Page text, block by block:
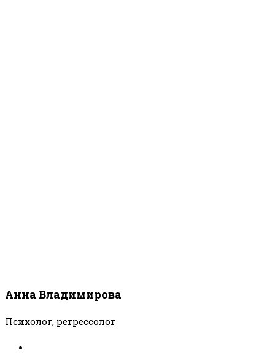
Анна Владимирова
Психолог, регрессолог